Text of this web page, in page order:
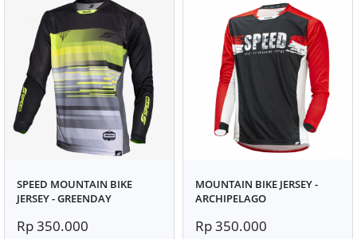
SPEED MOUNTAIN BIKE
JERSEY - GREENDAY
Rp 350.000
MOUNTAIN BIKE JERSEY -
ARCHIPELAGO
Rp 350.000